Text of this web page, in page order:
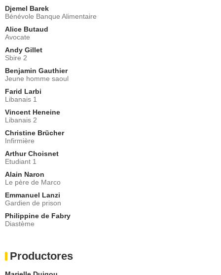
Djemel Barek
Bénévole Banque Alimentaire
Alice Butaud
Avocate
Andy Gillet
Sbire 2
Benjamin Gauthier
Jeune homme saoul
Farid Larbi
Libanais 1
Vincent Heneine
Libanais 2
Christine Brücher
Infirmière
Arthur Choisnet
Etudiant 1
Alain Naron
Le père de Marco
Emmanuel Lanzi
Gardien de prison
Philippine de Fabry
Diastème
Productores